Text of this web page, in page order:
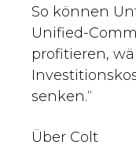
So können
Unified-
profitieren,
senken.“
Über Colt